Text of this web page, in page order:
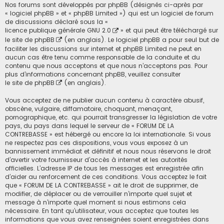
Nos forums sont développés par phpBB (désignés ci-après par
« logiciel phpBB » et « phpBB Limited ») qui est un logiciel de forum
de discussions déclaré sous la «
licence publique générale GNU 2.0
» et qui peut être téléchargé sur
le site de phpBB
(en anglais). Le logiciel phpBB a pour seul but de
faciliter les discussions sur internet et phpBB Limited ne peut en
aucun cas être tenu comme responsable de la conduite et du
contenu que nous acceptons et que nous n’acceptons pas. Pour
plus d’informations concernant phpBB, veuillez consulter
le site de phpBB
(en anglais).
Vous acceptez de ne publier aucun contenu à caractère abusif,
obscène, vulgaire, diffamatoire, choquant, menaçant,
pornographique, etc. qui pourrait transgresser la législation de votre
pays, du pays dans lequel le serveur de « FORUM DE LA
CONTREBASSE » est hébergé ou encore la loi internationale. Si vous
ne respectez pas ces dispositions, vous vous exposez à un
bannissement immédiat et définitif et nous nous réservons le droit
d’avertir votre fournisseur d’accès à internet et les autorités
officielles. L’adresse IP de tous les messages est enregistrée afin
d’aider au renforcement de ces conditions. Vous acceptez le fait
que « FORUM DE LA CONTREBASSE » ait le droit de supprimer, de
modifier, de déplacer ou de verrouiller n’importe quel sujet et
message à n’importe quel moment si nous estimons cela
nécessaire. En tant qu’utilisateur, vous acceptez que toutes les
informations que vous avez renseignées soient enregistrées dans